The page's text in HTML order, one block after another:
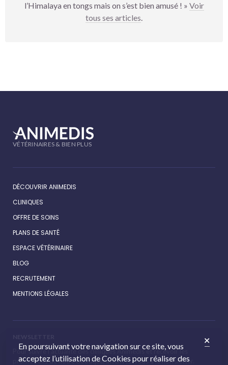
l’Himalaya en tongs mais on s’est bien amusé ! » Voir
tous ses articles.
VÉTÉRINAIRES & BIEN PLUS
DÉCOUVRIR ANIMEDIS
CLINIQUES
OFFRE DE SOINS
PLANS DE SANTÉ
ESPACE VÉTÉRINAIRE
BLOG
RECRUTEMENT
MENTIONS LÉGALES
Pour suivre l’actualité des cliniques Animédis et recevoir les
promotions de notre boutique, inscrivez-vous à la newsletter.
En poursuivant votre navigation sur ce site, vous
acceptez l’utilisation de Cookies pour réaliser des